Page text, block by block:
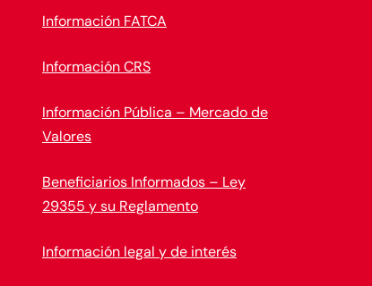
Información FATCA
Información CRS
Información Pública – Mercado de
Valores
Beneficiarios Informados – Ley
29355 y su Reglamento
Información legal y de interés